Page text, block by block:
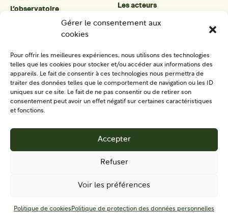
Gérer le consentement aux
cookies
Pour offrir les meilleures expériences, nous utilisons des technologies
telles que les cookies pour stocker et/ou accéder aux informations des
appareils. Le fait de consentir à ces technologies nous permettra de
traiter des données telles que le comportement de navigation ou les ID
uniques sur ce site. Le fait de ne pas consentir ou de retirer son
consentement peut avoir un effet négatif sur certaines caractéristiques
et fonctions.
Accepter
Refuser
Voir les préférences
Politique de cookies Politique de protection des données personnelles
L’observatoire
Présentation de l’observatoire
La boîte à outils
Présentation
Tous les outils
Proposer un outil
Les acteurs
Tous les acteurs
CONTACT
S'IMPLIQUER
CGU